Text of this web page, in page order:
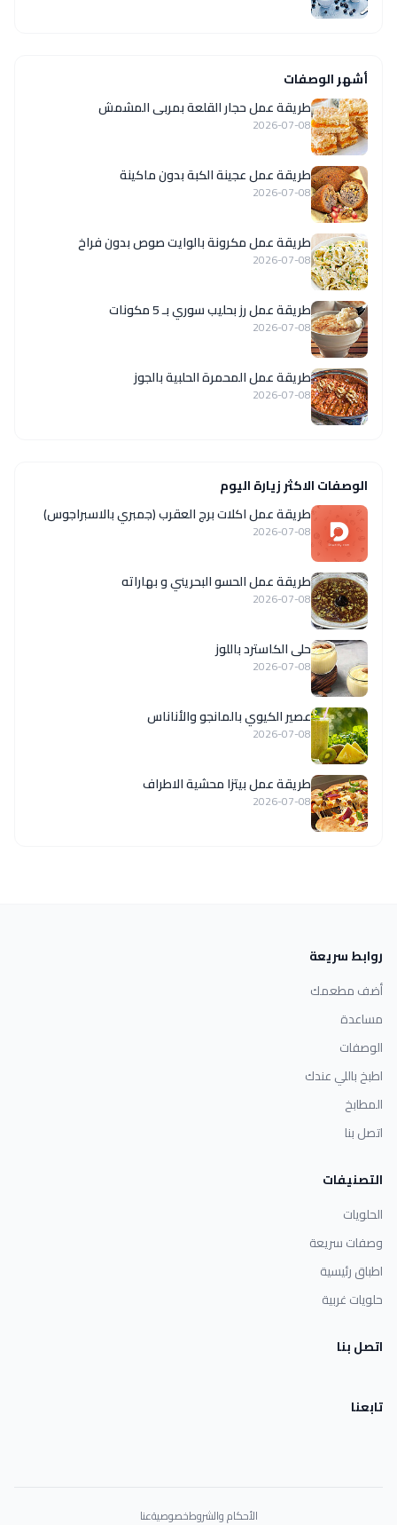
أشهر الوصفات
طريقة عمل حجار القلعة بمربى المشمش
2026-07-08
طريقة عمل عجينة الكبة بدون ماكينة
2026-07-08
طريقة عمل مكرونة بالوايت صوص بدون فراخ
2026-07-08
طريقة عمل رز بحليب سوري بـ 5 مكونات
2026-07-08
طريقة عمل المحمرة الحلبية بالجوز
2026-07-08
الوصفات الاكثر زيارة اليوم
طريقة عمل اكلات برج العقرب (جمبري بالاسبراجوس)
2026-07-08
طريقة عمل الحسو البحريني و بهاراته
2026-07-08
حلى الكاسترد باللوز
2026-07-08
عصير الكيوي بالمانجو والأناناس
2026-07-08
طريقة عمل بيتزا محشية الاطراف
2026-07-08
روابط سريعة
أضف مطعمك
مساعدة
الوصفات
اطبخ باللي عندك
المطابخ
اتصل بنا
التصنيفات
الحلويات
وصفات سريعة
اطباق رئيسية
حلويات غربية
اتصل بنا
تابعنا
الأحكام والشروطخصوصيةعنا